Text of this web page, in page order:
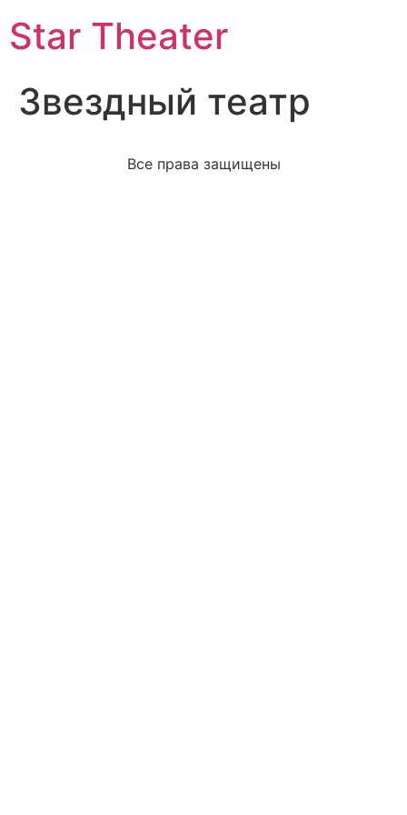
Star Theater
Звездный театр
Все права защищены